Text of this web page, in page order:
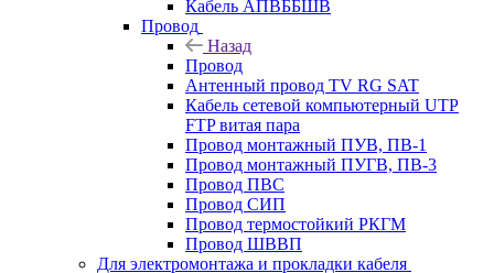
Кабель АПВББШВ
Провод
Назад
Провод
Антенный провод TV RG SAT
Кабель сетевой компьютерный UTP
FTP витая пара
Провод монтажный ПУВ, ПВ-1
Провод монтажный ПУГВ, ПВ-3
Провод ПВС
Провод СИП
Провод термостойкий РКГМ
Провод ШВВП
Для электромонтажа и прокладки кабеля